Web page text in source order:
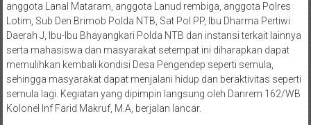
anggota Lanal Mataram, anggota Lanud rembiga, anggota Polres
Lotim, Sub Den Brimob Polda NTB, Sat Pol PP, Ibu Dharma Pertiwi
Daerah J, Ibu-Ibu Bhayangkari Polda NTB dan instansi terkait lainnya
serta mahasiswa dan masyarakat setempat ini diharapkan dapat
memulihkan kembali kondisi Desa Pengendep seperti semula,
sehingga masyarakat dapat menjalani hidup dan beraktivitas seperti
semula lagi. Kegiatan yang dipimpin langsung oleh Danrem 162/WB
Kolonel Inf Farid Makruf, M.A, berjalan lancar.